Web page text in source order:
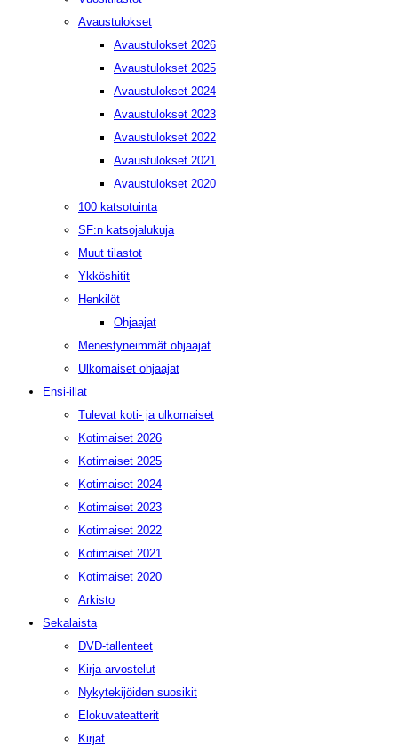
Avaustulokset
Avaustulokset 2026
Avaustulokset 2025
Avaustulokset 2024
Avaustulokset 2023
Avaustulokset 2022
Avaustulokset 2021
Avaustulokset 2020
100 katsotuinta
SF:n katsojalukuja
Muut tilastot
Ykköshitit
Henkilöt
Ohjaajat
Menestyneimmät ohjaajat
Ulkomaiset ohjaajat
Ensi-illat
Tulevat koti- ja ulkomaiset
Kotimaiset 2026
Kotimaiset 2025
Kotimaiset 2024
Kotimaiset 2023
Kotimaiset 2022
Kotimaiset 2021
Kotimaiset 2020
Arkisto
Sekalaista
DVD-tallenteet
Kirja-arvostelut
Nykytekijöiden suosikit
Elokuvateatterit
Kirjat